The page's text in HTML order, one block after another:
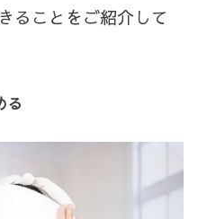
ることをご紹介して
る